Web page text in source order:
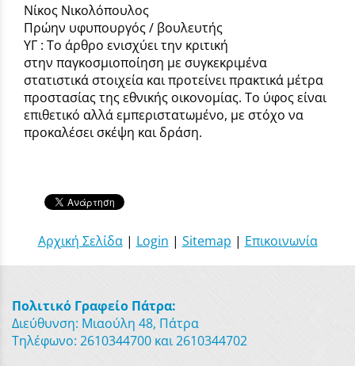
Νίκος Νικολόπουλος
Πρώην υφυπουργός / βουλευτής
ΥΓ : Το άρθρο ενισχύει την κριτική
στην παγκοσμιοποίηση με συγκεκριμένα
στατιστικά στοιχεία και προτείνει πρακτικά μέτρα
προστασίας της εθνικής οικονομίας. Το ύφος είναι
επιθετικό αλλά εμπεριστατωμένο, με στόχο να
προκαλέσει σκέψη και δράση.
Αρχική Σελίδα| Login | Sitemap | Επικοινωνία
Πολιτικό Γραφείο Πάτρα:
Διεύθυνση: Μιαούλη 48, Πάτρα
Τηλέφωνο: 2610344700 και 2610344702